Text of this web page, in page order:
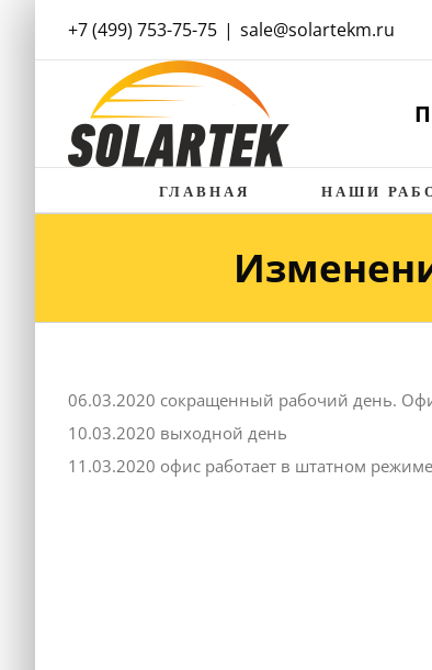
+7 (499) 753-75-75 | sale@solartekm.ru
ГЛАВНАЯ НАШИ
06.03.2020 сокращенный рабочий день.
10.03.2020 выходной день
11.03.2020 офис работает в штатном режиме